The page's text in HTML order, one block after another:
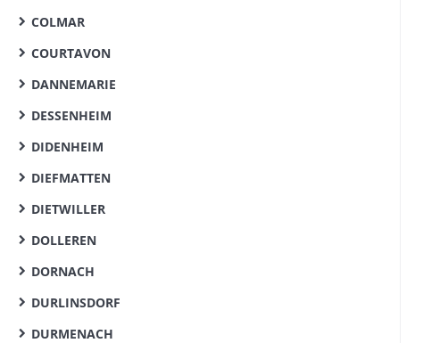
COLMAR
COURTAVON
DANNEMARIE
DESSENHEIM
DIDENHEIM
DIEFMATTEN
DIETWILLER
DOLLEREN
DORNACH
DURLINSDORF
DURMENACH